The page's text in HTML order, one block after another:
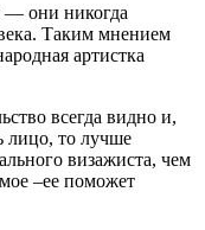
— они никогда
Таким мнением
артистка
всегда видно и,
лицо, то лучше
визажиста, чем
–ее поможет